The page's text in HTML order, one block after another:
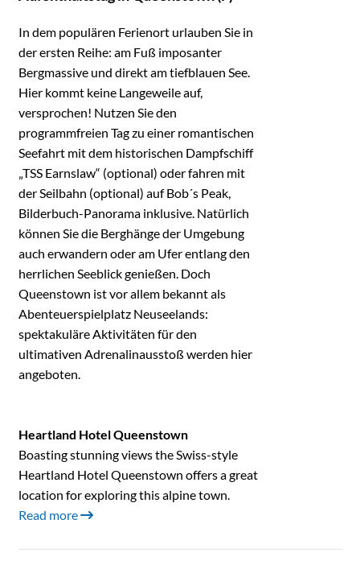
In dem populären Ferienort urlauben Sie in
der ersten Reihe: am Fuß imposanter
Bergmassive und direkt am tiefblauen See.
Hier kommt keine Langeweile auf,
versprochen! Nutzen Sie den
programmfreien Tag zu einer romantischen
Seefahrt mit dem historischen Dampfschiff
„TSS Earnslaw“ (optional) oder fahren mit
der Seilbahn (optional) auf Bob´s Peak,
Bilderbuch-Panorama inklusive. Natürlich
können Sie die Berghänge der Umgebung
auch erwandern oder am Ufer entlang den
herrlichen Seeblick genießen. Doch
Queenstown ist vor allem bekannt als
Abenteuerspielplatz Neuseelands:
spektakuläre Aktivitäten für den
ultimativen Adrenalinausstoß werden hier
angeboten.
Heartland Hotel Queenstown
Boasting stunning views the Swiss-style
Heartland Hotel Queenstown offers a great
location for exploring this alpine town.
Read more